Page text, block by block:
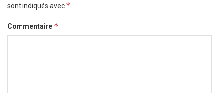
sont indiqués avec *
Commentaire *